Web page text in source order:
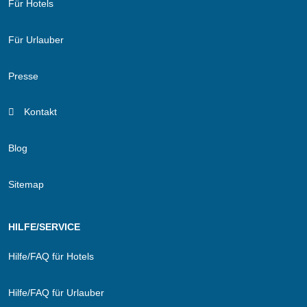
Für Hotels
Für Urlauber
Presse
Kontakt
Blog
Sitemap
HILFE/SERVICE
Hilfe/FAQ für Hotels
Hilfe/FAQ für Urlauber